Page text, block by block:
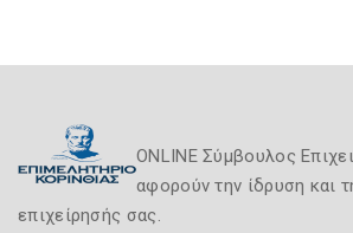
ONLINE Σύμβουλος
αφορούν την ίδρυση και
επιχείρησής σας.